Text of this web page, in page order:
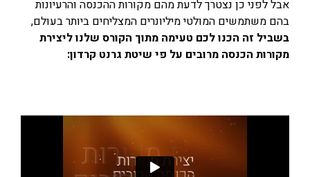
אבל לפני כן נצטרך לדעת מהם מקורות ההכנסה והרעיונות
בהם משתמשים המולטי מיליונרים המצליחים ביותר בעולם,
בשביל זה הכנו לכם טעימה מתוך הקורס שלנו ליצירת
מקורות הכנסה מרובים על פי שיטת גרנט קרדון: